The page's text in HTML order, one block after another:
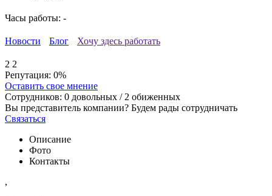
Часы работы: -
Новости Блог Хочу здесь работать
2 2
Репутация: 0%
Оставить свое мнение
Сотрудников: 0 довольных / 2 обиженных
Вы представитель компании? Будем рады сотрудничать
Связаться
Описание
Фото
Контакты
,